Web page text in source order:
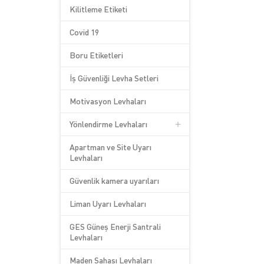
Kilitleme Etiketi
Covid 19
Boru Etiketleri
İş Güvenliği Levha Setleri
Motivasyon Levhaları
Yönlendirme Levhaları
Apartman ve Site Uyarı
Levhaları
Güvenlik kamera uyarıları
Liman Uyarı Levhaları
GES Güneş Enerji Santrali
Levhaları
Maden Sahası Levhaları